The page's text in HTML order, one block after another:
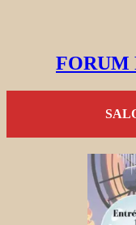
FORUM